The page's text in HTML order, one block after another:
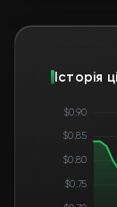
Історія
$0.75
$0.80
$0.85
$0.90